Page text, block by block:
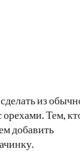
из
Тем,
добавить